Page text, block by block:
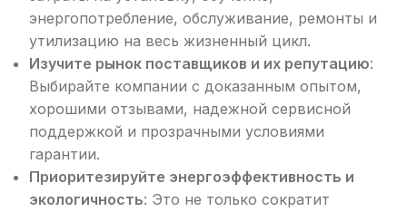
энергопотребление, обслуживание, ремонты и
утилизацию на весь жизненный цикл.
Изучите рынок поставщиков и их репутацию:
Выбирайте компании с доказанным опытом,
хорошими отзывами, надежной сервисной
поддержкой и прозрачными условиями
гарантии.
Приоритезируйте энергоэффективность и
экологичность: Это не только сократит